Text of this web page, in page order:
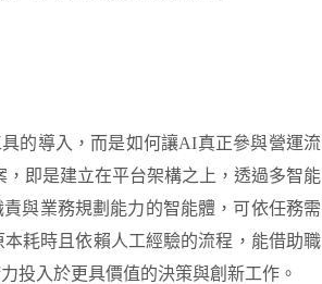
的導入，而是如何讓AI真正參與營運流
即是建立在平台架構之上，透過多智能
與業務規劃能力的智能體，可依任務需
耗時且依賴人工經驗的流程，能借助職
投入於更具價值的決策與創新工作。